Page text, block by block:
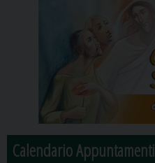
Calendario Appuntamenti